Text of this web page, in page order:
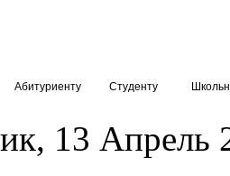
Абитуриенту Студенту
13 Апрель